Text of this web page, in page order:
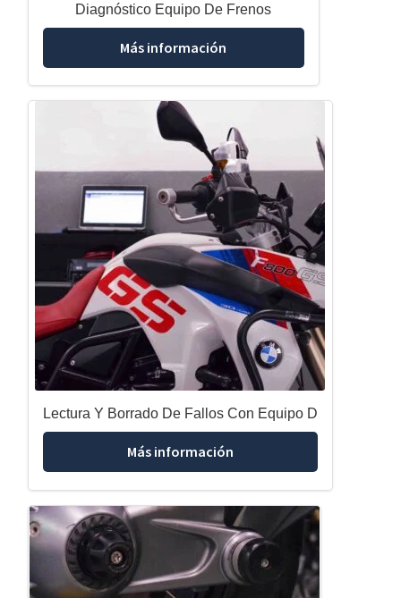
Diagnóstico Equipo De Frenos
Más información
Lectura Y Borrado De Fallos Con Equipo D
Más información